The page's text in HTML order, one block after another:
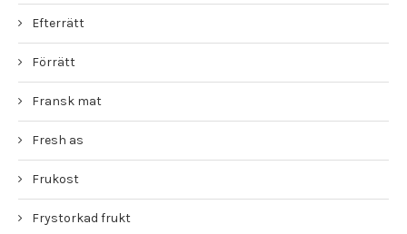
Efterrätt
Förrätt
Fransk mat
Fresh as
Frukost
Frystorkad frukt